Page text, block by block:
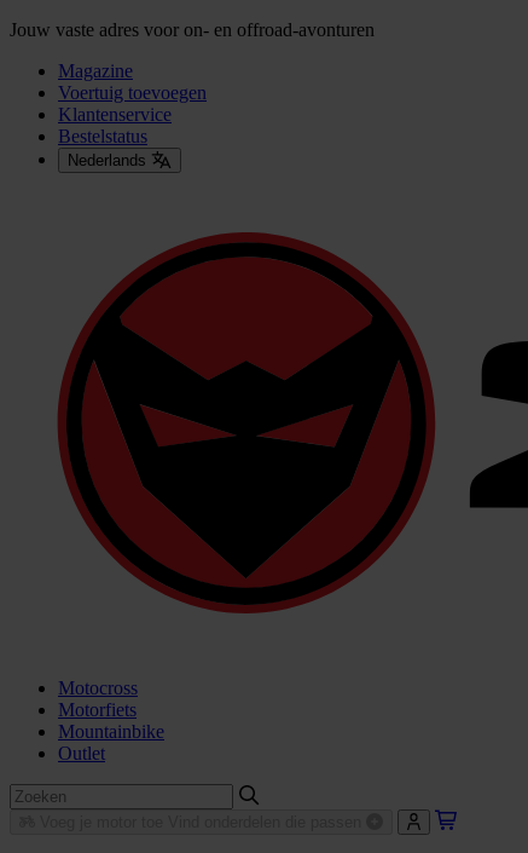
Jouw vaste adres voor on- en offroad-avonturen
Magazine
Voertuig toevoegen
Klantenservice
Bestelstatus
Nederlands
Motocross
Motorfiets
Mountainbike
Outlet